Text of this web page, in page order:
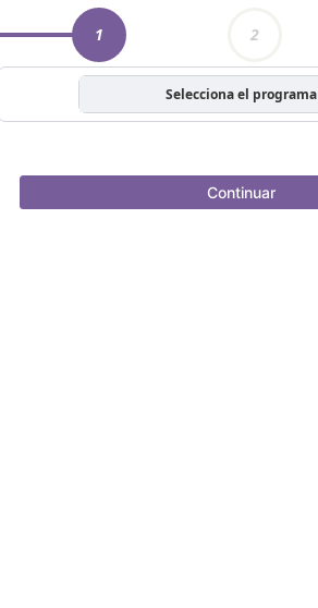
1 2
Selecciona el programa
Continuar